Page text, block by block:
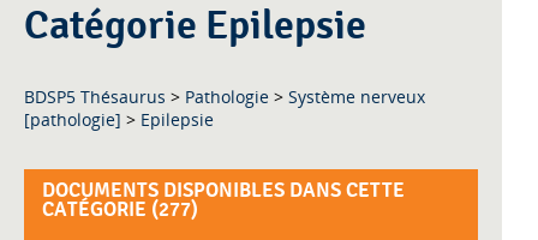
Catégorie Epilepsie
BDSP5 Thésaurus > Pathologie > Système nerveux
[pathologie] > Epilepsie
DOCUMENTS DISPONIBLES DANS CETTE
CATÉGORIE (277)